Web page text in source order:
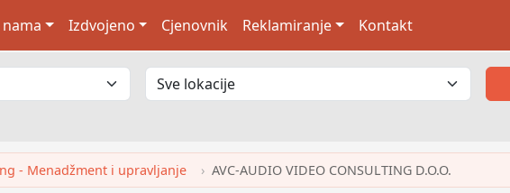
nama Izdvojeno Cjenovnik Reklamiranje Kontakt
- Menadžment i upravljanje AVC-AUDIO VIDEO CONSULTING D.O.O.